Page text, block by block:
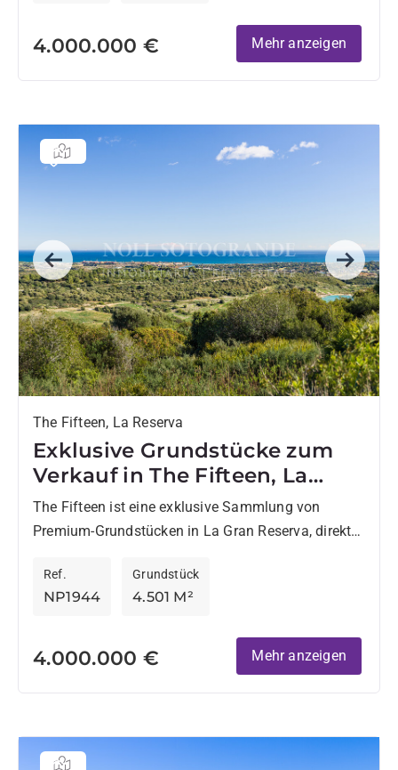
4.000.000 € Mehr anzeigen
Previous Next
The Fifteen, La Reserva
Exklusive Grundstücke zum
Verkauf in The Fifteen, La
Reserva de Sotogrande
The Fifteen ist eine exklusive Sammlung von
Premium-Grundstücken in La Gran Reserva, direkt
prestigeträchtigsten Wohngebiete in Sotogrande.
Innerhalb einer...
NP1944
Ref.
4.501 M²
Grundstück
4.000.000 € Mehr anzeigen